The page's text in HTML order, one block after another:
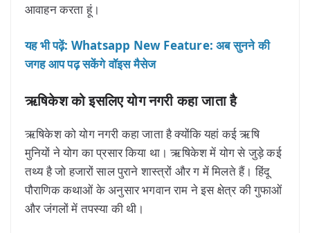
आवाहन करता हूं।
यह भी पढ़ें: Whatsapp New Feature: अब सुनने की
जगह आप पढ़ सकेंगे वॉइस मैसेज
ऋषिकेश को इसलिए योग नगरी कहा जाता है
ऋषिकेश को योग नगरी कहा जाता है क्योंकि यहां कई ऋषि
मुनियों ने योग का प्रसार किया था। ऋषिकेश में योग से जुड़े कई
तथ्य है जो हजारों साल पुराने शास्त्रों और ग में मिलते हैं। हिंदू
पौराणिक कथाओं के अनुसार भगवान राम ने इस क्षेत्र की गुफाओं
और जंगलों में तपस्या की थी।